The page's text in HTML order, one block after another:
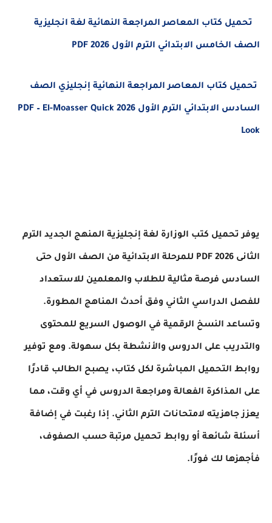
الصف الخامس الابتدائي الترم الأول 2026 PDF
تحميل كتاب المعاصر المراجعة النهائية إنجليزي الصف
السادس الابتدائي الترم الأول 2026 PDF – El-Moasser Quick
Look
يوفر تحميل كتب الوزارة لغة إنجليزية المنهج الجديد الترم
الثانى 2026 PDF للمرحلة الابتدائية من الصف الأول حتى
السادس فرصة مثالية للطلاب والمعلمين للاستعداد
للفصل الدراسي الثاني وفق أحدث المناهج المطورة.
وتساعد النسخ الرقمية في الوصول السريع للمحتوى
والتدريب على الدروس والأنشطة بكل سهولة. ومع توفير
روابط التحميل المباشرة لكل كتاب، يصبح الطالب قادرًا
على المذاكرة الفعالة ومراجعة الدروس في أي وقت، مما
يعزز جاهزيته لامتحانات الترم الثاني. إذا رغبت في إضافة
أسئلة شائعة أو روابط تحميل مرتبة حسب الصفوف،
فأجهزها لك فورًا.